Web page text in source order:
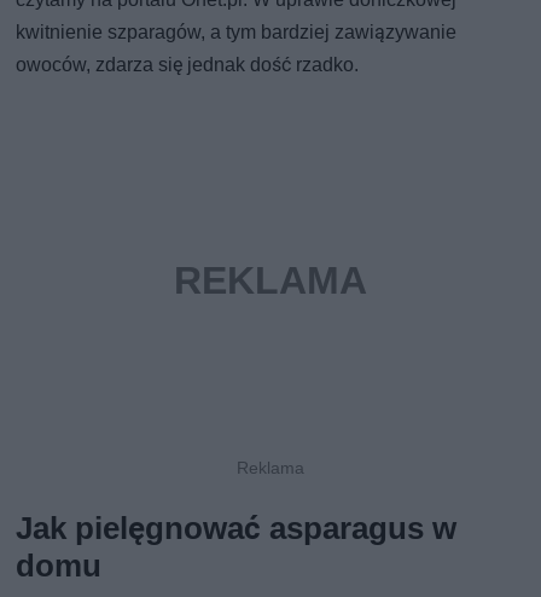
kwitnienie szparagów, a tym bardziej zawiązywanie
owoców, zdarza się jednak dość rzadko.
Jak pielęgnować asparagus w
domu